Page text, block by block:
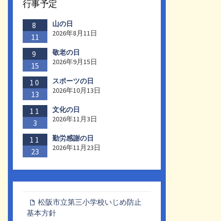
行事予定
8
11
山の日
2026年8月11日
9
15
敬老の日
2026年9月15日
10
13
スポーツの日
2026年10月13日
11
3
文化の日
2026年11月3日
11
23
勤労感謝の日
2026年11月23日
松阪市立第三小学校いじめ防止
基本方針